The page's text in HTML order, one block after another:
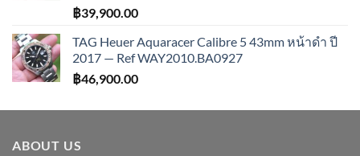
฿39,900.00
TAG Heuer Aquaracer Calibre 5 43mm หน้าดำ ปี
2017 — Ref WAY2010.BA0927
฿46,900.00
ABOUT US